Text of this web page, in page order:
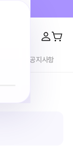
공지사항